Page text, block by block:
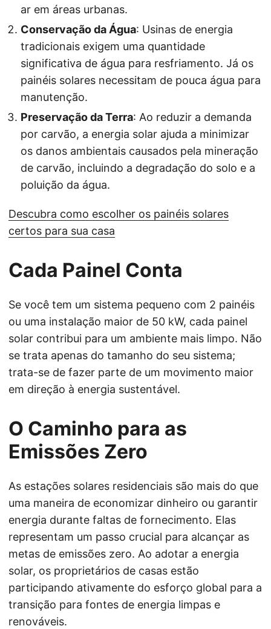
ar em áreas urbanas.
Conservação da Água: Usinas de energia
tradicionais exigem uma quantidade
significativa de água para resfriamento. Já os
painéis solares necessitam de pouca água para
manutenção.
Preservação da Terra: Ao reduzir a demanda
por carvão, a energia solar ajuda a minimizar
os danos ambientais causados pela mineração
de carvão, incluindo a degradação do solo e a
poluição da água.
Descubra como escolher os painéis solares
certos para sua casa
Cada Painel Conta
Se você tem um sistema pequeno com 2 painéis
ou uma instalação maior de 50 kW, cada painel
solar contribui para um ambiente mais limpo. Não
se trata apenas do tamanho do seu sistema;
trata-se de fazer parte de um movimento maior
em direção à energia sustentável.
O Caminho para as
Emissões Zero
As estações solares residenciais são mais do que
uma maneira de economizar dinheiro ou garantir
energia durante faltas de fornecimento. Elas
representam um passo crucial para alcançar as
metas de emissões zero. Ao adotar a energia
solar, os proprietários de casas estão
participando ativamente do esforço global para a
transição para fontes de energia limpas e
renováveis.